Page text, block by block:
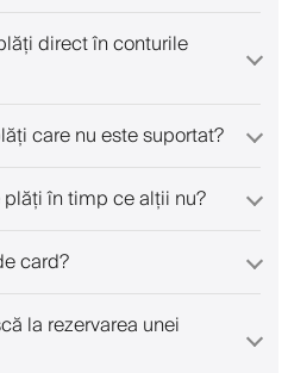
direct în conturile
care nu este suportat?
în timp ce alții nu?
card?
la rezervarea unei